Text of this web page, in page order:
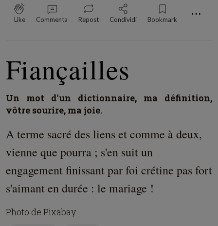
Like Commenta Repost Condividi Bookmark ⋯
Fiançailles
Un mot d'un dictionnaire, ma définition,
vôtre sourire, ma joie.
A terme sacré des liens et comme à deux,
vienne que pourra ; s'en suit un
engagement finissant par foi crétine pas fort
s'aimant en durée : le mariage !
Photo de Pixabay